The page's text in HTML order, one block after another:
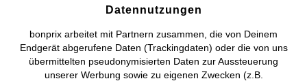
Datenschutz Cookie-Einstellungen
Vertrag widerrufen
©2026 bonprix.Alle Rechte vorbehalten.
Datennutzungen
bonprix arbeitet mit Partnern zusammen, die von Deinem
Endgerät abgerufene Daten (Trackingdaten) oder die von uns
übermittelten pseudonymisierten Daten zur Aussteuerung
unserer Werbung sowie zu eigenen Zwecken (z.B.